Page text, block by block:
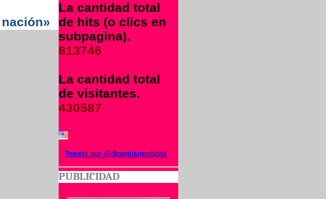
La cantidad total
de hits (o clics en
subpagina).
813746
La cantidad total
de visitantes.
430587
Tweets por @dinamismodigita
PUBLICIDAD